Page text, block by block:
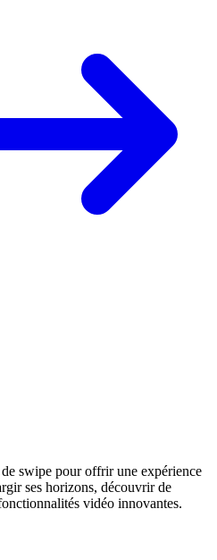
swipe pour offrir une expérience
ses horizons, découvrir de
vidéo innovantes.